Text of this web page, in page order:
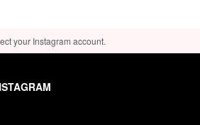
your Instagram account.